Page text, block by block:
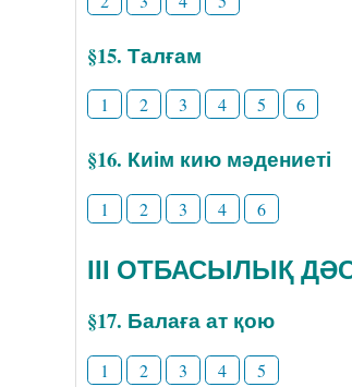
§15. Талғам
1 2 3 4 5 6
§16. Киім кию мәдениеті
1 2 3 4 6
ІІІ ОТБАСЫЛЫҚ
§17. Балаға ат қою
1 2 3 4 5